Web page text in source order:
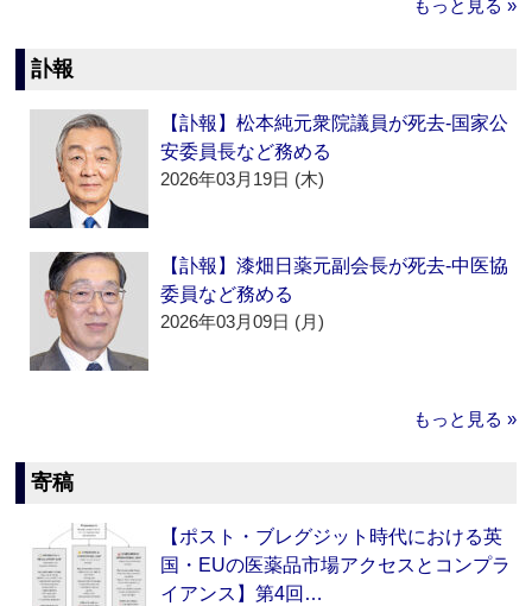
もっと見る »
訃報
【訃報】松本純元衆院議員が死去‐国家公
安委員長など務める
2026年03月19日 (木)
【訃報】漆畑日薬元副会長が死去‐中医協
委員など務める
2026年03月09日 (月)
もっと見る »
寄稿
【ポスト・ブレグジット時代における英
国・EUの医薬品市場アクセスとコンプラ
イアンス】第4回…